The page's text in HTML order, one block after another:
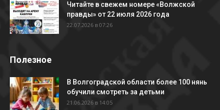
Читайте в свежем номере «Волжской
правды» от 22 июля 2026 года
22.07.2026 в 07:26
Полезное
В Волгоградской области более 100 нянь
обучили смотреть за детьми
21.06.2026 в 14:05